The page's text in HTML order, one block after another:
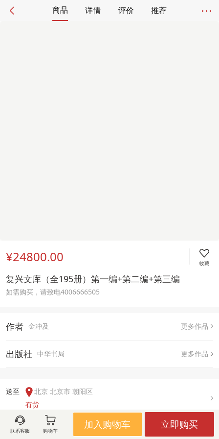
商品 详情 评价 推荐
¥24800.00 收藏
复兴文库（全195册）第一编+第二编+第三编
如需购买，请致电4006666505
作者 金冲及 更多作品
出版社 中华书局 更多作品
送至
北京 北京市 朝阳区
有货
联系客服 购物车
加入购物车 立即购买